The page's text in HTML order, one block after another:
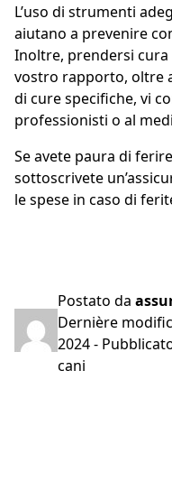
L’uso di strumenti
aiutano a prevenire
Inoltre, prendersi
vostro rapporto, oltre
di cure specifiche, vi
professionisti o al
Se avete paura di
sottoscrivete
le spese in caso di
Postato da
Dernière
2024-
cani